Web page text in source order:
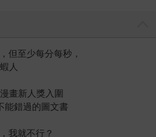
但至少每分每秒，
人
畫新人獎入圍
錯過的圖文書
我就不行？